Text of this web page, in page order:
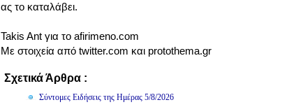
ας το καταλάβει.
Takis Ant για το afirimeno.com
Με στοιχεία από twitter.com και protothema.gr
Σχετικά Άρθρα :
Σύντομες Ειδήσεις της Ημέρας 5/8/2026